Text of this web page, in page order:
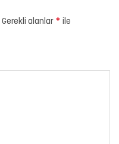
Gerekli alanlar * ile